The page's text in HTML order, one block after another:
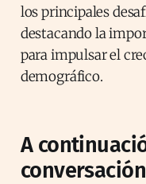
los principales
destacando la
para impulsar el
demográfico.
A